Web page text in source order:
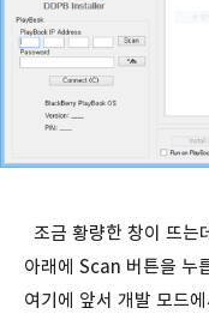
조금 황량한 창이 뜨
아래에 Scan 버튼을 누
여기에 앞서 개발 모드